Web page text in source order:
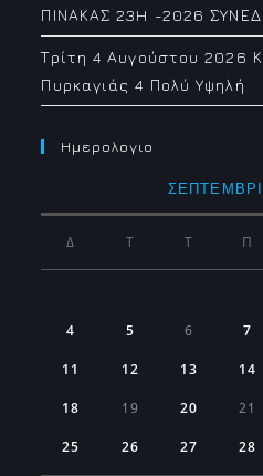
ΠΙΝΑΚΑΣ 23H -2026
Τρίτη 4 Αυγούστου 2026
Πυρκαγιάς 4 Πολύ Υψηλή
Ημερολογιο
Δ Τ Τ Π
4 5 6 7
11 12 13 14
18 19 20 21
25 26 27 28